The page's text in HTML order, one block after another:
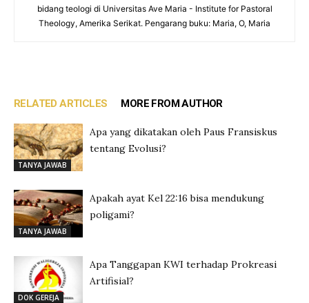
bidang teologi di Universitas Ave Maria - Institute for Pastoral
Theology, Amerika Serikat. Pengarang buku: Maria, O, Maria
RELATED ARTICLES MORE FROM AUTHOR
TANYA JAWAB
Apa yang dikatakan oleh Paus Fransiskus
tentang Evolusi?
TANYA JAWAB
Apakah ayat Kel 22:16 bisa mendukung
poligami?
DOK GEREJA
Apa Tanggapan KWI terhadap Prokreasi
Artifisial?